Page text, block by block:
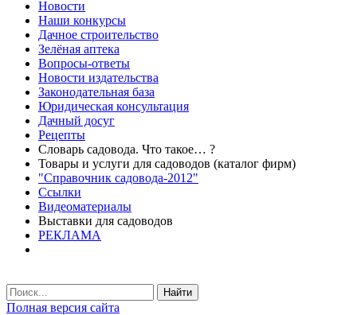
Новости
Наши конкурсы
Дачное строительство
Зелёная аптека
Вопросы-ответы
Новости издательства
Законодательная база
Юридическая консультация
Дачный досуг
Рецепты
Словарь садовода. Что такое… ?
Товары и услуги для садоводов (каталог фирм)
"Справочник садовода-2012"
Ссылки
Видеоматериалы
Выставки для садоводов
РЕКЛАМА
Найти
Полная версия сайта